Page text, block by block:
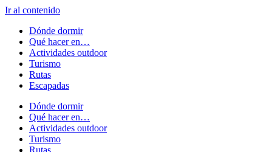
Ir al contenido
Dónde dormir
Qué hacer en…
Actividades outdoor
Turismo
Rutas
Escapadas
Dónde dormir
Qué hacer en…
Actividades outdoor
Turismo
Rutas